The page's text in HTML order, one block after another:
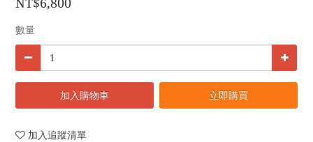
NT$6,800
數量
加入購物車 立即購買
加入追蹤清單